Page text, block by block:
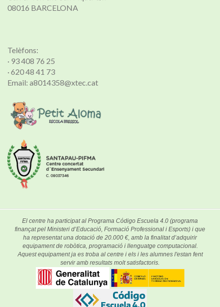
08016 BARCELONA
Telèfons:
· 93 408 76 25
· 620 48 41 73
Email: a8014358@xtec.cat
El centre ha participat al Programa Código Escuela 4.0 (programa
finançat pel Ministeri d’Educació, Formació Professional i Esports) i que
ha representat una dotació de 20.000 €, amb la finalitat d’adquirir
equipament de robòtica, programació i llenguatge computacional.
Aquest equipament ja es troba al centre i els i les alumnes l'estan fent
servir amb resultats molt satisfactoris.